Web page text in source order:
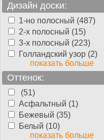
Дизайн доски:
1-но полосный (487)
2-х полосный (15)
3-х полосный (223)
Голландский узор (2)
показать больше
Оттенок:
(51)
Асфальтный (1)
Бежевый (35)
Белый (10)
показать больше